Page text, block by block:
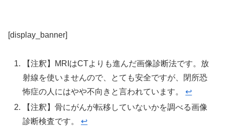
[display_banner]
【注釈】MRIはCTよりも進んだ画像診断法です。放
射線を使いませんので、とても安全ですが、閉所恐
怖症の人にはやや不向きと言われています。↩︎
【注釈】骨にがんが転移していないかを調べる画像
診断検査です。↩︎